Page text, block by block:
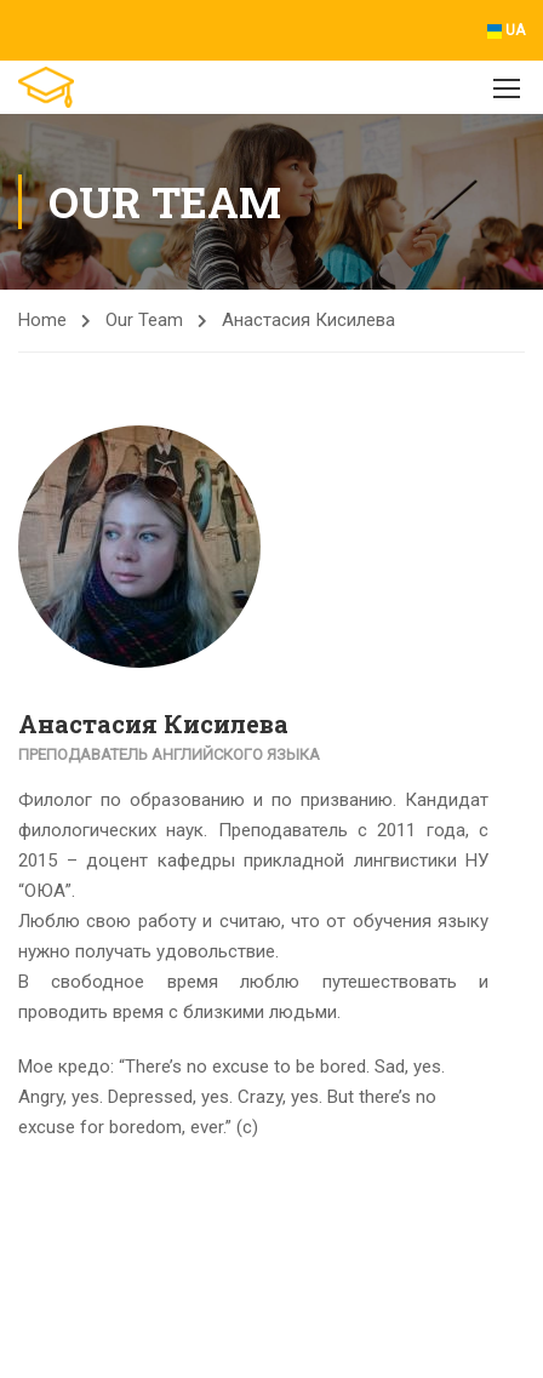
UA
OUR TEAM
Home Our Team Анастасия Кисилева
Анастасия Кисилева
ПРЕПОДАВАТЕЛЬ АНГЛИЙСКОГО ЯЗЫКА
Филолог по образованию и по призванию. Кандидат
филологических наук. Преподаватель с 2011 года, с
2015 – доцент кафедры прикладной лингвистики НУ
“ОЮА”.
Люблю свою работу и считаю, что от обучения языку
нужно получать удовольствие.
В свободное время люблю путешествовать и
проводить время с близкими людьми.
Мое кредо: “There’s no excuse to be bored. Sad, yes.
Angry, yes. Depressed, yes. Crazy, yes. But there’s no
excuse for boredom, ever.” (с)